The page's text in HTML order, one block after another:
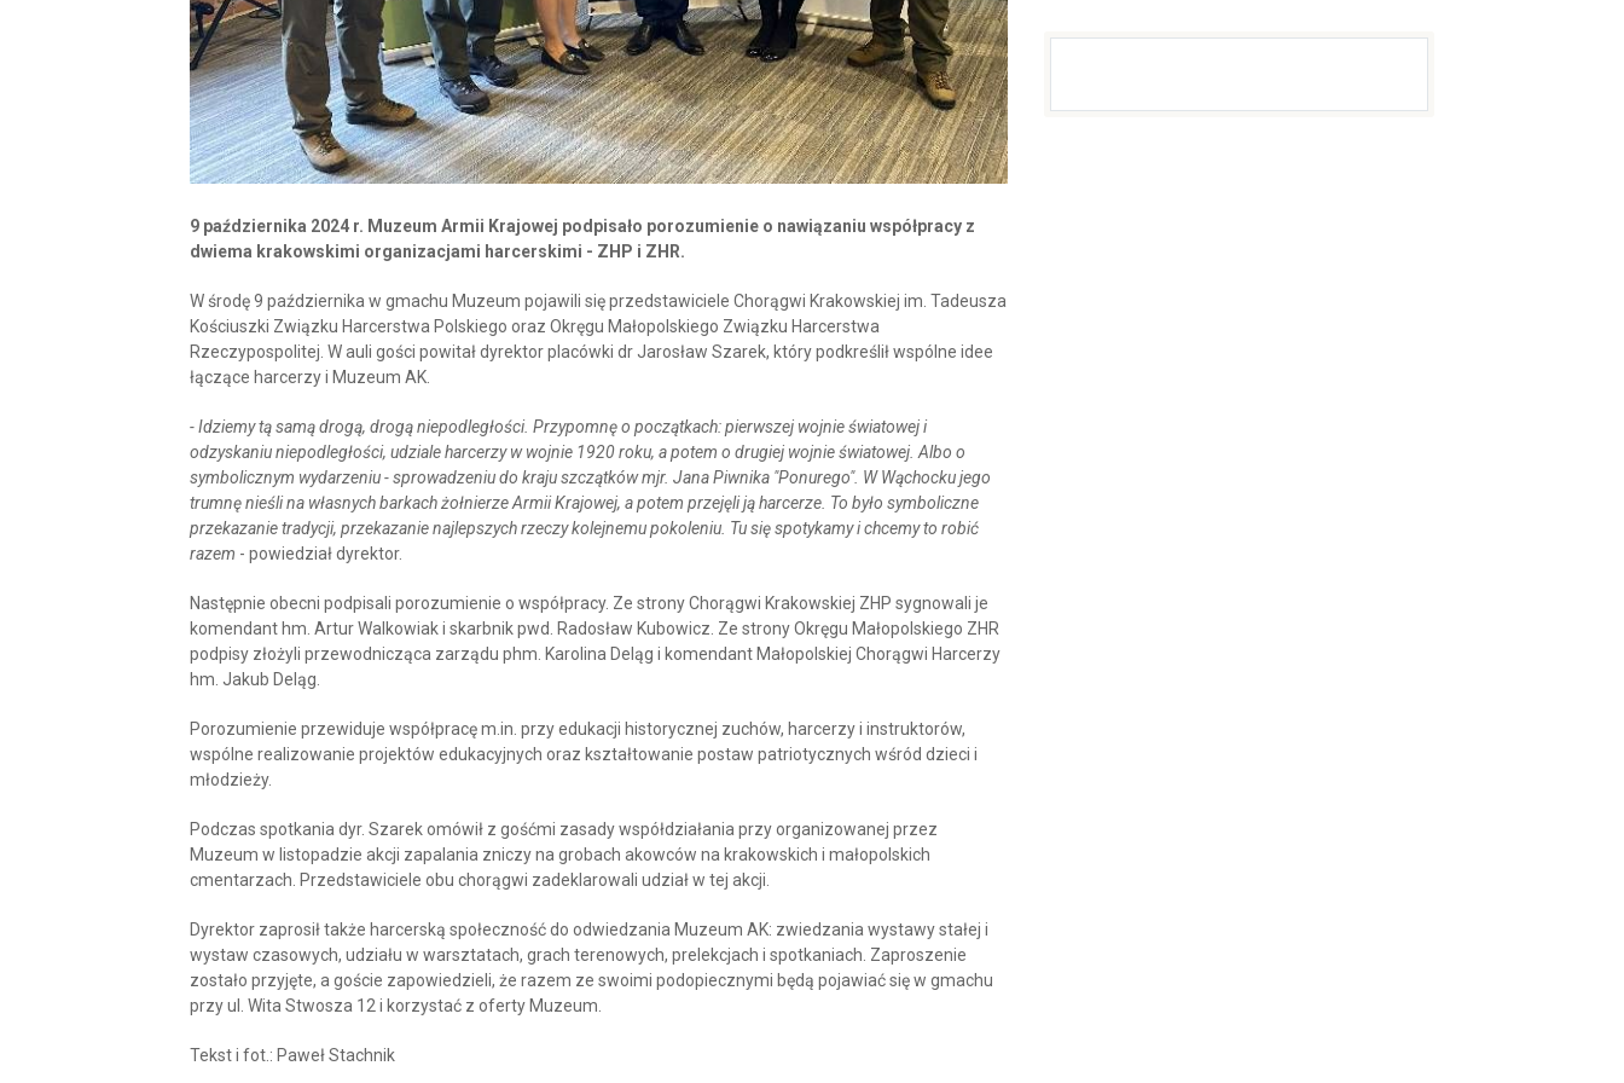
9 października 2024 r. Muzeum Armii Krajowej podpisało porozumienie o nawiązaniu współpracy z
dwiema krakowskimi organizacjami harcerskimi - ZHP i ZHR.
W środę 9 października w gmachu Muzeum pojawili się przedstawiciele Chorągwi Krakowskiej im. Tadeusza
Kościuszki Związku Harcerstwa Polskiego oraz Okręgu Małopolskiego Związku Harcerstwa
Rzeczypospolitej. W auli gości powitał dyrektor placówki dr Jarosław Szarek, który podkreślił wspólne idee
łączące harcerzy i Muzeum AK.
- Idziemy tą samą drogą, drogą niepodległości. Przypomnę o początkach: pierwszej wojnie światowej i
odzyskaniu niepodległości, udziale harcerzy w wojnie 1920 roku, a potem o drugiej wojnie światowej. Albo o
symbolicznym wydarzeniu - sprowadzeniu do kraju szczątków mjr. Jana Piwnika "Ponurego". W Wąchocku jego
trumnę nieśli na własnych barkach żołnierze Armii Krajowej, a potem przejęli ją harcerze. To było symboliczne
przekazanie tradycji, przekazanie najlepszych rzeczy kolejnemu pokoleniu. Tu się spotykamy i chcemy to robić
razem - powiedział dyrektor.
Następnie obecni podpisali porozumienie o współpracy. Ze strony Chorągwi Krakowskiej ZHP sygnowali je
komendant hm. Artur Walkowiak i skarbnik pwd. Radosław Kubowicz. Ze strony Okręgu Małopolskiego ZHR
podpisy złożyli przewodnicząca zarządu phm. Karolina Deląg i komendant Małopolskiej Chorągwi Harcerzy
hm. Jakub Deląg.
Porozumienie przewiduje współpracę m.in. przy edukacji historycznej zuchów, harcerzy i instruktorów,
wspólne realizowanie projektów edukacyjnych oraz kształtowanie postaw patriotycznych wśród dzieci i
młodzieży.
Podczas spotkania dyr. Szarek omówił z gośćmi zasady współdziałania przy organizowanej przez
Muzeum w listopadzie akcji zapalania zniczy na grobach akowców na krakowskich i małopolskich
cmentarzach. Przedstawiciele obu chorągwi zadeklarowali udział w tej akcji.
Dyrektor zaprosił także harcerską społeczność do odwiedzania Muzeum AK: zwiedzania wystawy stałej i
wystaw czasowych, udziału w warsztatach, grach terenowych, prelekcjach i spotkaniach. Zaproszenie
zostało przyjęte, a goście zapowiedzieli, że razem ze swoimi podopiecznymi będą pojawiać się w gmachu
przy ul. Wita Stwosza 12 i korzystać z oferty Muzeum.
Tekst i fot.: Paweł Stachnik